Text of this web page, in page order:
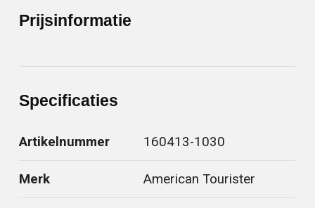
Prijsinformatie
Specificaties
Artikelnummer 160413-1030
Merk American Tourister